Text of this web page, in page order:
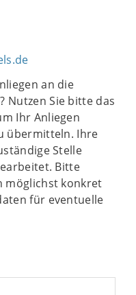
an die
Nutzen Sie bitte das
Ihr Anliegen
übermitteln. Ihre
Stelle
Bitte
möglichst konkret
für eventuelle